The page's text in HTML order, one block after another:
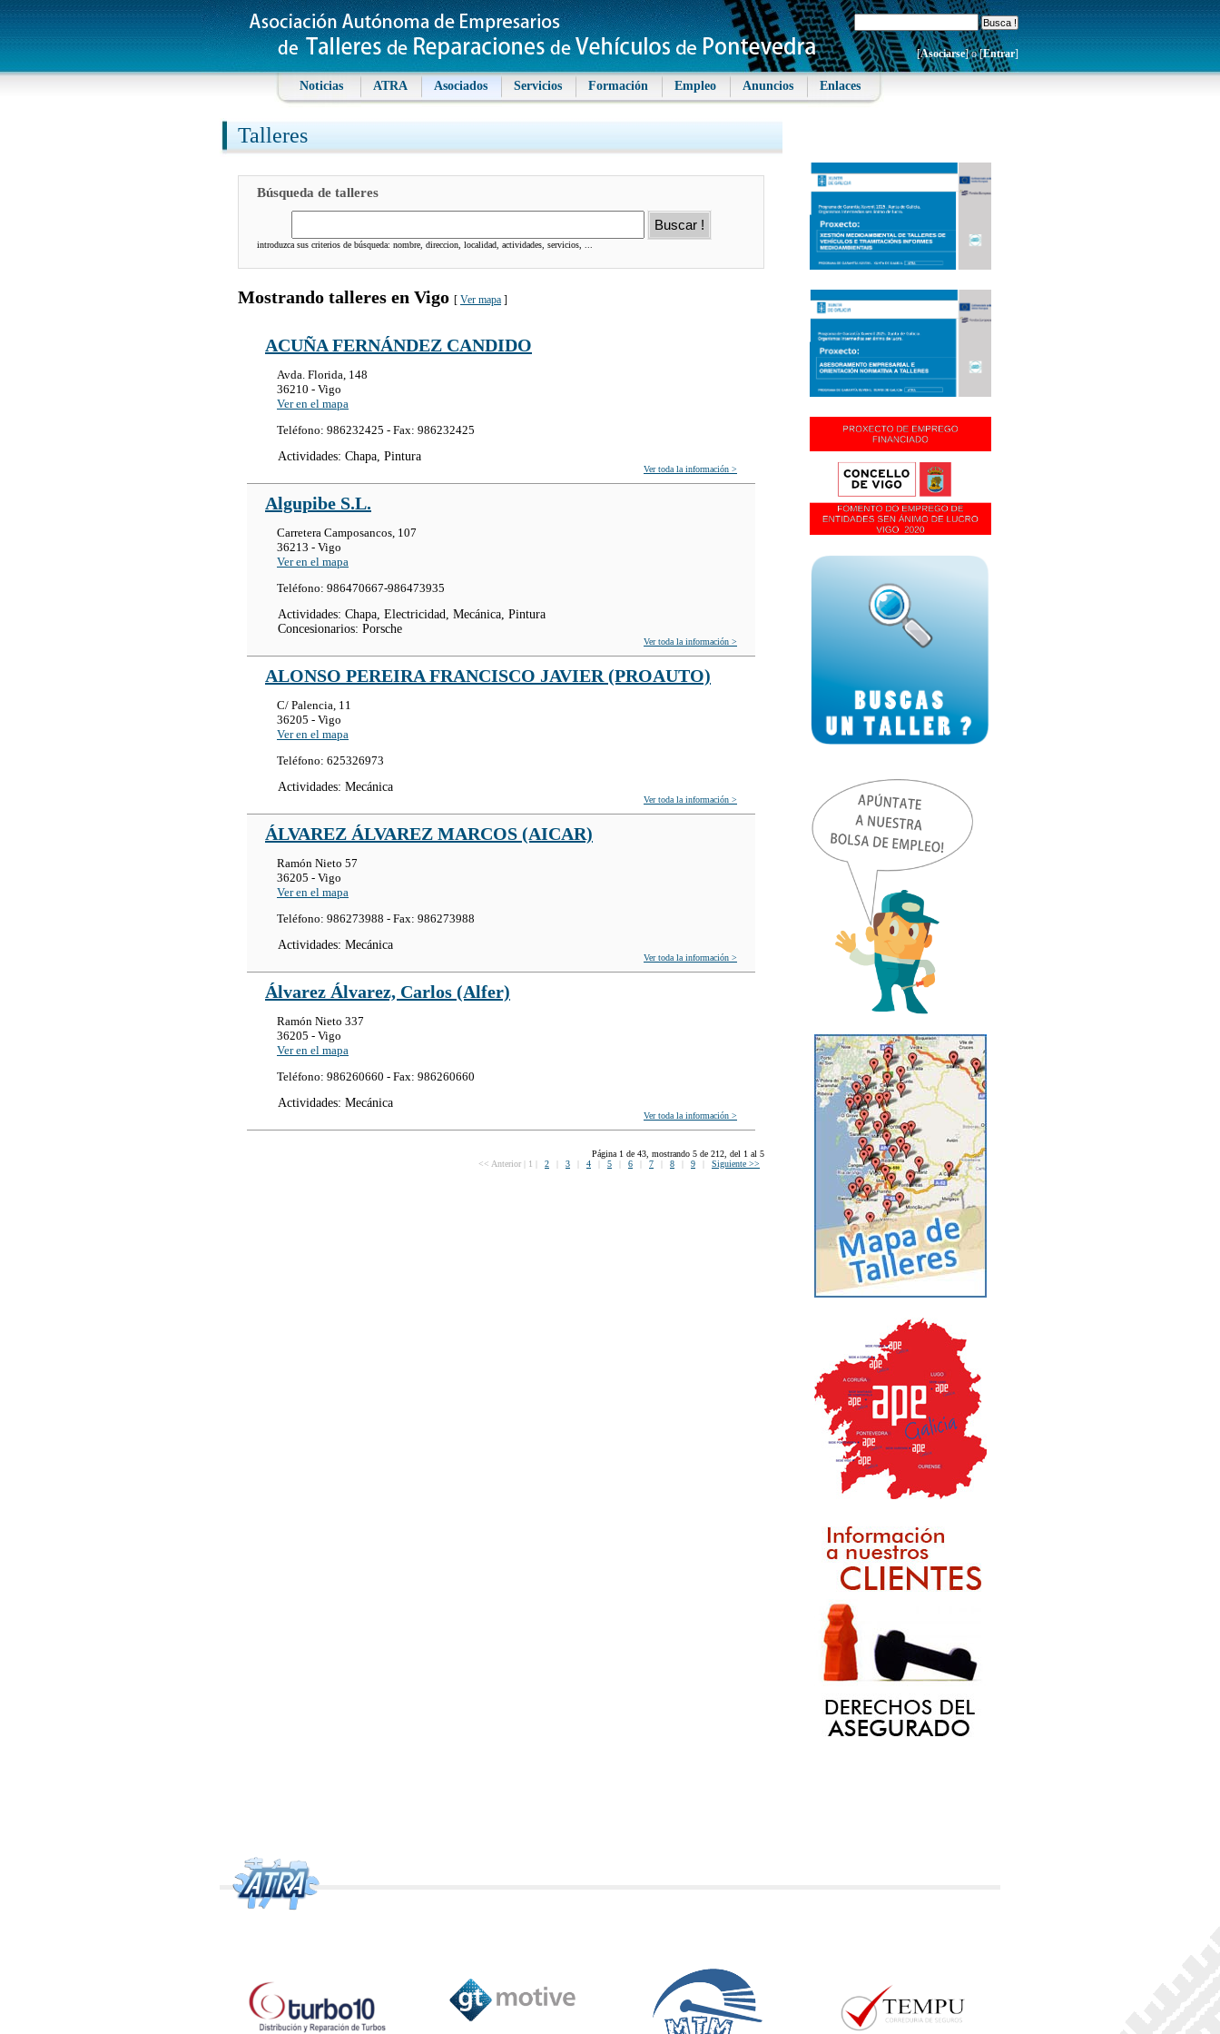
[Asociarse] o [Entrar]
Noticias ATRA Asociados Servicios Formación Empleo Anuncios Enlaces
Talleres
Búsqueda de talleres
introduzca sus criterios de búsqueda: nombre, direccion, localidad, actividades, servicios, ...
Mostrando talleres en Vigo [ Ver mapa ]
ACUÑA FERNÁNDEZ CANDIDO
Avda. Florida, 148
36210 - Vigo
Ver en el mapa
Teléfono: 986232425 - Fax: 986232425
Actividades: Chapa, Pintura
Ver toda la información >
Algupibe S.L.
Carretera Camposancos, 107
36213 - Vigo
Ver en el mapa
Teléfono: 986470667-986473935
Actividades: Chapa, Electricidad, Mecánica, Pintura
Concesionarios: Porsche
Ver toda la información >
ALONSO PEREIRA FRANCISCO JAVIER (PROAUTO)
C/ Palencia, 11
36205 - Vigo
Ver en el mapa
Teléfono: 625326973
Actividades: Mecánica
Ver toda la información >
ÁLVAREZ ÁLVAREZ MARCOS (AICAR)
Ramón Nieto 57
36205 - Vigo
Ver en el mapa
Teléfono: 986273988 - Fax: 986273988
Actividades: Mecánica
Ver toda la información >
Álvarez Álvarez, Carlos (Alfer)
Ramón Nieto 337
36205 - Vigo
Ver en el mapa
Teléfono: 986260660 - Fax: 986260660
Actividades: Mecánica
Ver toda la información >
Página 1 de 43, mostrando 5 de 212, del 1 al 5
<< Anterior
1 2 3 4 5 6 7 8 9 Siguiente >>